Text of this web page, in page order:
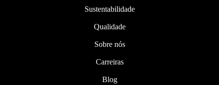
Sustentabilidade
Qualidade
Sobre nós
Carreiras
Blog